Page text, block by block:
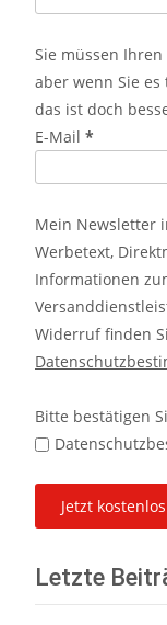
Sie müssen
aber wenn Sie
das ist doch
E-Mail *
Mein Newsletter
Werbetext,
Informationen
Widerruf finden
Bitte bestätigen
Letzte